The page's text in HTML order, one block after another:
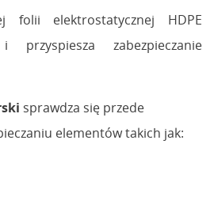
folii elektrostatycznej HDPE
przyspiesza zabezpieczanie
sprawdza się przede
elementów takich jak: